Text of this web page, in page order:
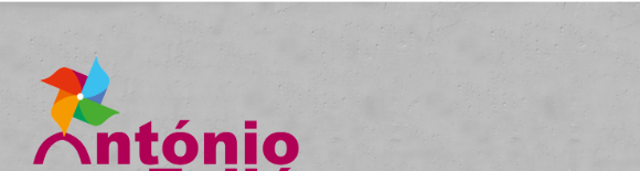
Pular
conteúdo